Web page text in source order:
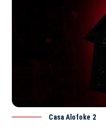
Casa Alofoke 2